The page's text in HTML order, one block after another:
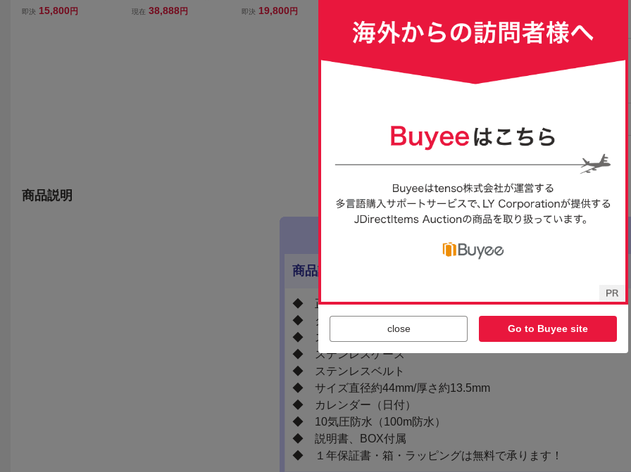
PULSAR クロノグラフ腕
即決 15,800 円
ー選手権 WRC公式クロノ
現在 38,888円
PULSAR クロノグラフ腕
即決 19,800 円
ログラード針 デイト ブラ
ック文字盤 メンズウォッ
チ 腕時計 クォーツ 稼働
ロノグラフ 8T63-00D0 デ
イト
ド 3針 シルバ
商品説明
close Go to Buyee site